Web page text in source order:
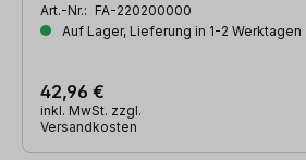
Art.-Nr.: FA-220200000
Auf Lager, Lieferung in 1-2 Werktagen
42,96 €
inkl. MwSt. zzgl.
Versandkosten